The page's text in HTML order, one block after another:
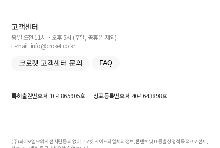
고객센터
평일 오전 11시 ~ 오후 5시 (주말, 공휴일 제외)
E-mail : info@croket.co.kr
크로켓 고객센터 문의 FAQ
특허출원번호제 10-1865905호 상표등록번호제 40-1643898호
(주)와이오엘오의 사전 서면 동의 없이 크로켓 사이트의 일체의 정보, 콘텐츠 및 UI등을 상업적 목적으로 전재,